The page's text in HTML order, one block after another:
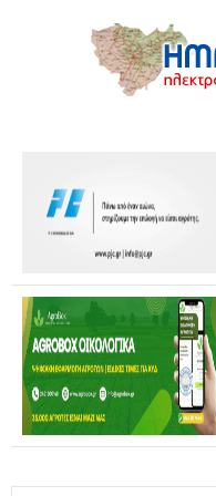
Επίσκεψη